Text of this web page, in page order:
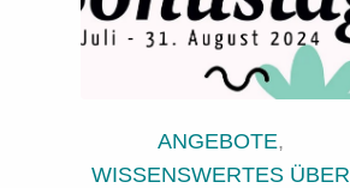
ANGEBOTE,
WISSENSWERTES ÜBER